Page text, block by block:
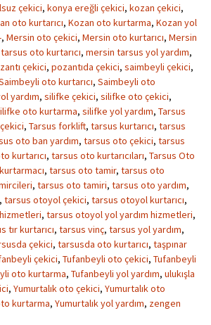
çekici, konya ereğli çekici, kozan çekici,
oto kurtarıcı, Kozan oto kurtarma, Kozan yol
, Mersin oto çekici, Mersin oto kurtarıcı, Mersin
oto kurtarıcı, mersin tarsus yol yardım,
çekici, pozantıda çekici, saimbeyli çekici,
oto kurtarıcı, Saimbeyli oto
yardım, silifke çekici, silifke oto çekici,
oto kurtarma, silifke yol yardım, Tarsus
, Tarsus forklift, tarsus kurtarıcı, tarsus
oto ban yardım, tarsus oto çekici, tarsus
kurtarıcı, tarsus oto kurtarıcıları, Tarsus Oto
, tarsus oto tamir, tarsus oto
, tarsus oto tamiri, tarsus oto yardım,
, tarsus otoyol çekici, tarsus otoyol kurtarıcı,
, tarsus otoyol yol yardım hizmetleri,
tır kurtarıcı, tarsus vinç, tarsus yol yardım,
çekici, tarsusda oto kurtarıcı, taşpınar
çekici, Tufanbeyli oto çekici, Tufanbeyli
oto kurtarma, Tufanbeyli yol yardım, ulukışla
, Yumurtalık oto çekici, Yumurtalık oto
kurtarma, Yumurtalık yol yardım, zengen